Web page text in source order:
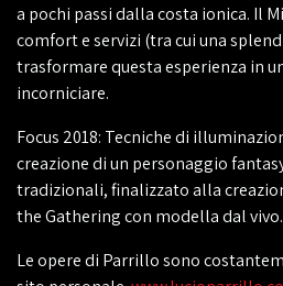
a pochi passi dalla costa ionica. Il
comfort e servizi (tra cui una
trasformare questa esperienza in
incorniciare.
Focus 2018: Tecniche di
creazione di un personaggio
tradizionali, finalizzato alla
the Gathering con modella dal vivo.
Le opere di Parrillo sono